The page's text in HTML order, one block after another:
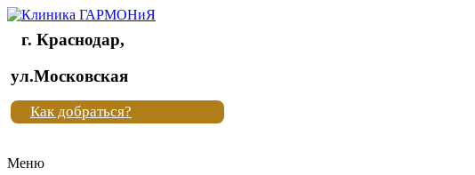
Клиника
"Новая
жизнь"
Клиника
г. Краснодар,
ул.Московская
Как добраться?
Меню